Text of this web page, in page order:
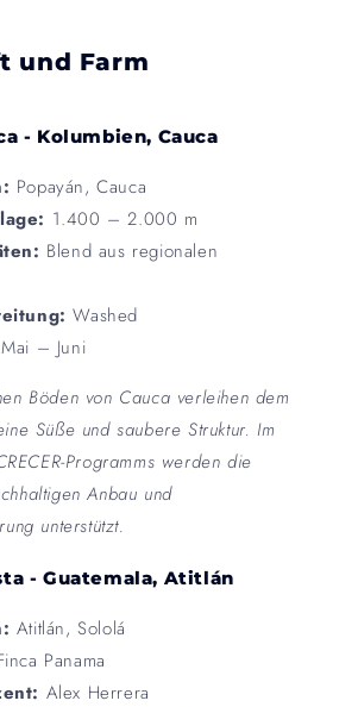
und Farm
- Kolumbien, Cauca
Popayán, Cauca
1.400 – 2.000 m
Blend aus regionalen
Washed
Mai – Juni
Böden von Cauca verleihen dem
Süße und saubere Struktur. Im
Programms werden die
Anbau und
unterstützt.
- Guatemala, Atitlán
Atitlán, Sololá
Panama
Alex Herrera